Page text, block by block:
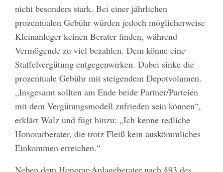
nicht besonders stark. Bei einer jährlichen
prozentualen Gebühr würden jedoch möglicherweise
Kleinanleger keinen Berater finden, während
Vermögende zu viel bezahlen. Dem könne eine
Staffelvergütung entgegenwirken. Dabei sinke die
prozentuale Gebühr mit steigendem Depotvolumen.
„Insgesamt sollten am Ende beide Partner/Parteien
mit dem Vergütungsmodell zufrieden sein können“,
erklärt Walz und fügt hinzu: „Ich kenne redliche
Honorarberater, die trotz Fleiß kein auskömmliches
Einkommen erreichen.“
Neben dem Honorar-Anlageberater nach §93 des